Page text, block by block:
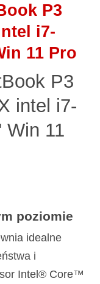
P3
i7-
11 Pro
P3
intel i7-
Win 11
poziomie
idealne
i
Intel® Core™